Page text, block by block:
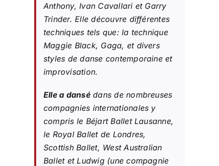
Anthony, Ivan Cavallari et Garry
Trinder. Elle découvre différentes
techniques tels que: la technique
Maggie Black, Gaga, et divers
styles de danse contemporaine et
improvisation.
Elle a dansédans de nombreuses
compagnies internationales y
compris le Béjart Ballet Lausanne,
le Royal Ballet de Londres,
Scottish Ballet, West Australian
Ballet et Ludwig (une compagnie